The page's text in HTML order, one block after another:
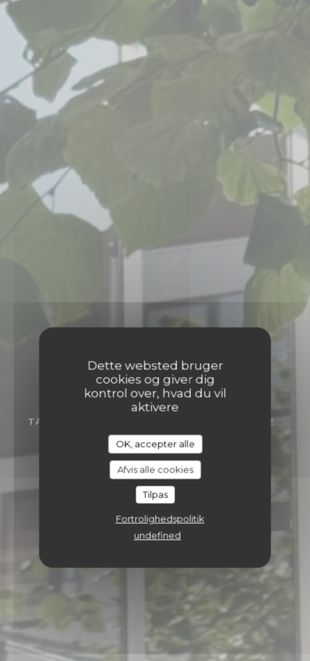
Dette websted bruger
cookies og giver dig
kontrol over, hvad du vil
aktivere
OK, accepter alle
Afvis alle cookies
Tilpas
Fortrolighedspolitik
undefined
TABLE BISTRONOMIQUE FRANCO-ITALIENNE
KNOKKE-HEIST
Constantin
BOOK ET BORD
CONSTANTIN